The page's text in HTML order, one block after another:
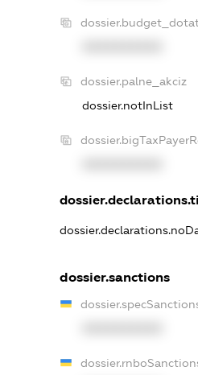
dossier.palne_akciz
dossier.notInList
dossier.sanctions